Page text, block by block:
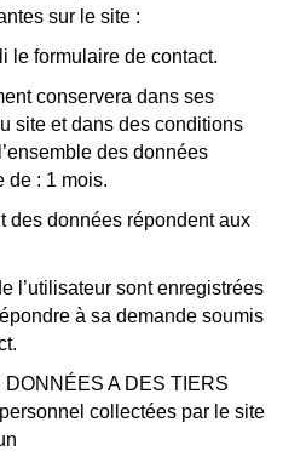
sur le site :
le formulaire de contact.
conservera dans ses
site et dans des conditions
des données
de : 1 mois.
des données répondent aux
l’utilisateur sont enregistrées
à sa demande soumis
A DES TIERS
collectées par le site